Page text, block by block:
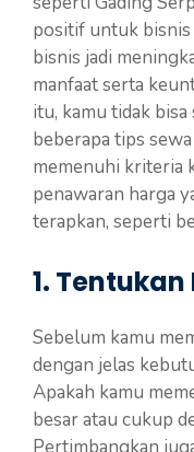
positif untuk bisnis
bisnis jadi
manfaat serta
itu, kamu tidak
beberapa tips
memenuhi kriteria
penawaran harga
terapkan, seperti
1.
Sebelum kamu
dengan jelas
Apakah kamu
besar atau cukup